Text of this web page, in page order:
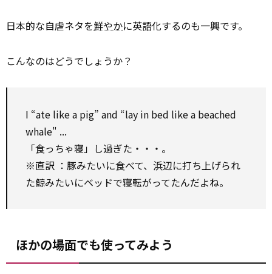
日本的な自虐ネタを鮮やかに英語化するのも一興です。
こんなのはどうでしょうか？
I “ate like a pig” and “lay in bed like a beached
whale" ...
「食っちゃ寝」し過ぎた・・・。
※直訳 ：豚みたいに食べて、浜辺に打ち上げられ
た鯨みたいにベッドで寝転がってたんだよね。
ほかの場面でも使ってみよう